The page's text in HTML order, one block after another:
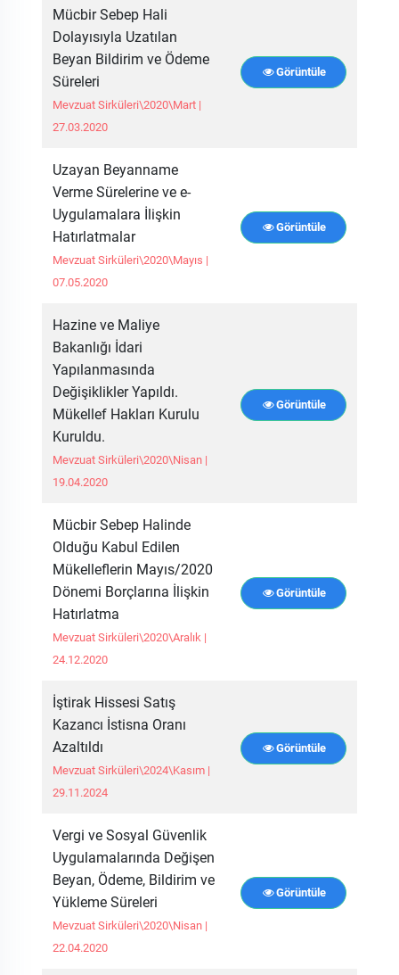
Mücbir Sebep Hali
Dolayısıyla Uzatılan
Beyan Bildirim ve Ödeme
Süreleri
Mevzuat Sirküleri\2020\Mart |
27.03.2020
Görüntüle
Uzayan Beyanname
Verme Sürelerine ve e-
Uygulamalara İlişkin
Hatırlatmalar
Mevzuat Sirküleri\2020\Mayıs |
07.05.2020
Görüntüle
Hazine ve Maliye
Bakanlığı İdari
Yapılanmasında
Değişiklikler Yapıldı.
Mükellef Hakları Kurulu
Kuruldu.
Mevzuat Sirküleri\2020\Nisan |
19.04.2020
Görüntüle
Mücbir Sebep Halinde
Olduğu Kabul Edilen
Mükelleflerin Mayıs/2020
Dönemi Borçlarına İlişkin
Hatırlatma
Mevzuat Sirküleri\2020\Aralık |
24.12.2020
Görüntüle
İştirak Hissesi Satış
Kazancı İstisna Oranı
Azaltıldı
Mevzuat Sirküleri\2024\Kasım |
29.11.2024
Görüntüle
Vergi ve Sosyal Güvenlik
Uygulamalarında Değişen
Beyan, Ödeme, Bildirim ve
Yükleme Süreleri
Mevzuat Sirküleri\2020\Nisan |
22.04.2020
Görüntüle